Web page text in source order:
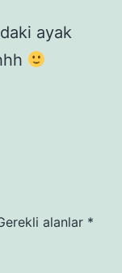
ayak
alanlar *